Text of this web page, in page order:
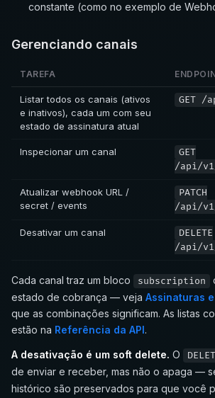
constante (como no exemplo de
Gerenciando canais
TAREFA
Listar todos os canais (ativos
e inativos), cada um com seu
estado de assinatura atual
GET /
Inspecionar um canal
GET
/api/
Atualizar webhook URL /
secret / events
PATCH
/api/
Desativar um canal
DELETE
/api/
Cada canal traz um bloco subscription
estado de cobrança — veja Assinaturas
que as combinações significam. As listas
estão na Referência da API.
A desativação é um soft delete. O
de enviar e receber, mas não o apaga —
histórico são preservados para que você